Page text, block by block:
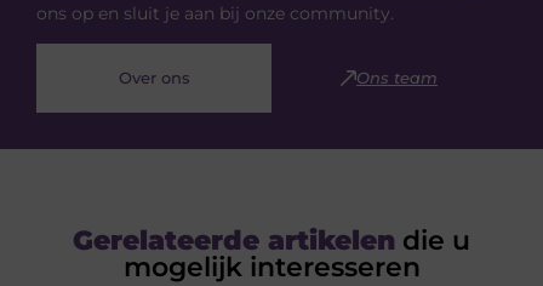
ons op en sluit je aan bij onze community.
Over ons Ons team
Gerelateerde artikelen die u
mogelijk interesseren